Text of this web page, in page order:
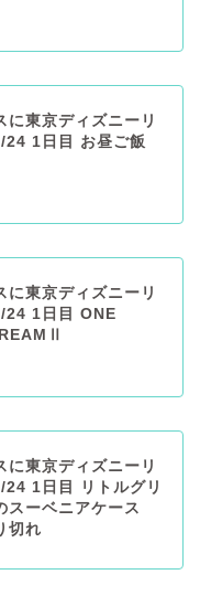
に東京ディズニーリ
24 1日目 お昼ご飯
に東京ディズニーリ
24 1日目 ONE
に東京ディズニーリ
24 1日目 リトルグリ
スーベニアケース
切れ